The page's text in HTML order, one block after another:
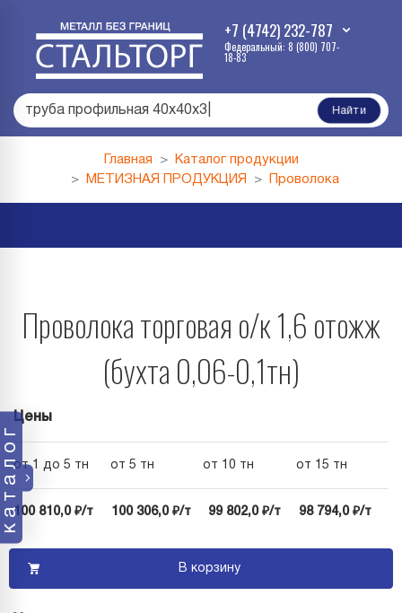
+7 (4742) 232-787
Федеральный: 8 (800) 707-
18-83
труба профильная 40х40х3 Найти
каталог
Главная
Каталог продукции
МЕТИЗНАЯ ПРОДУКЦИЯ
Проволока
Проволока торговая о/к 1,6 отожж
(бухта 0,06-0,1тн)
Цены
от 1 до 5 тн от 5 тн от 10 тн от 15 тн
100 810,0 ₽/т 100 306,0 ₽/т 99 802,0 ₽/т 98 794,0 ₽/т
В корзину